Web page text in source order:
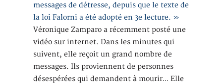
messages de détresse, depuis que le texte de
la loi Falorni a été adopté en 3e lecture. »
Véronique Zamparo a récemment posté une
vidéo sur internet. Dans les minutes qui
suivent, elle reçoit un grand nombre de
messages. Ils proviennent de personnes
désespérées qui demandent à mourir… Elle